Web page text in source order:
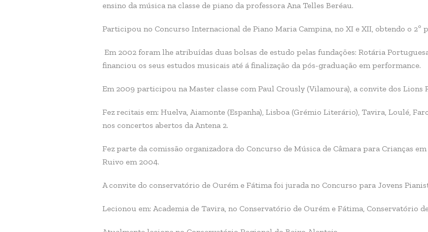
ensino da música na classe de piano da professora Ana Telles Beréau.
Participou no Concurso Internacional de Piano Maria Campina, no XI e XII, obtendo o 2º
Em 2002 foram lhe atribuídas duas bolsas de estudo pelas fundações: Rotária
financiou os seus estudos musicais até á finalização da pós-graduação em performance.
Em 2009 participou na Master classe com Paul Crously (Vilamoura), a convite dos Lions
Fez recitais em: Huelva, Aiamonte (Espanha), Lisboa (Grémio Literário), Tavira, Loulé,
nos concertos abertos da Antena 2.
Fez parte da comissão organizadora do Concurso de Música de Câmara para Crianças
Ruivo em 2004.
A convite do conservatório de Ourém e Fátima foi jurada no Concurso para Jovens
Lecionou em: Academia de Tavira, no Conservatório de Ourém e Fátima, Conservatório